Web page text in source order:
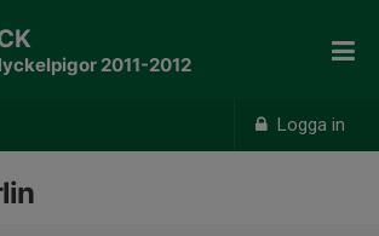
Logga in
2011-2012